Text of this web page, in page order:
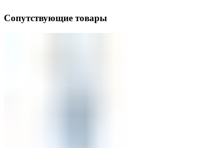
Сопутствующие товары